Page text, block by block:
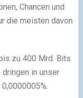
Chancen und
die meisten davon
zu 400 Mrd. Bits
dringen in unser